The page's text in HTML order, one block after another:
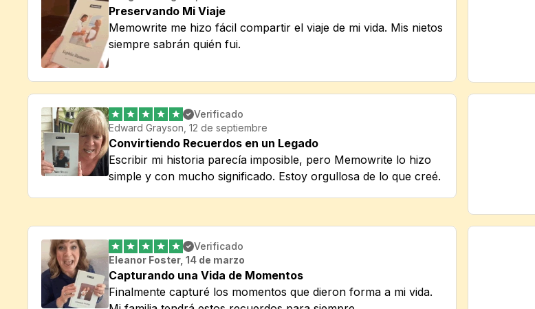
Preservando Mi Viaje
Memowrite me hizo fácil compartir el viaje de mi vida. Mis nietos
siempre sabrán quién fui.
Verificado
Edward Grayson, 12 de septiembre
Convirtiendo Recuerdos en un Legado
Escribir mi historia parecía imposible, pero Memowrite lo hizo
simple y con mucho significado. Estoy orgullosa de lo que creé.
Verificado
Eleanor Foster, 14 de marzo
Capturando una Vida de Momentos
Finalmente capturé los momentos que dieron forma a mi vida.